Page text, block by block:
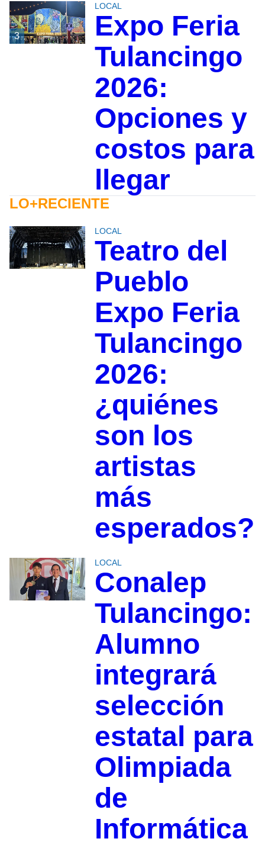
3
LOCAL
Expo Feria
Tulancingo
2026:
Opciones y
costos para
llegar
LO+RECIENTE
LOCAL
Teatro del
Pueblo
Expo Feria
Tulancingo
2026:
¿quiénes
son los
artistas
más
esperados?
LOCAL
Conalep
Tulancingo:
Alumno
integrará
selección
estatal para
Olimpiada
de
Informática